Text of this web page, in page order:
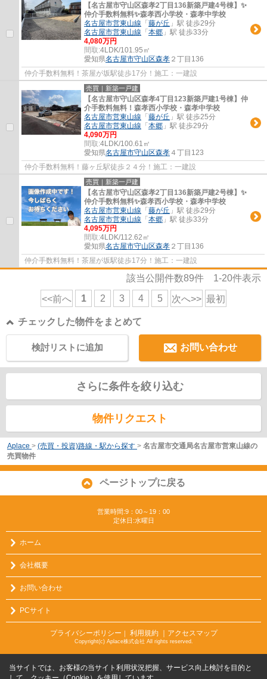
【名古屋市守山区森孝2丁目136新築戸建4号棟】✨️
仲介手数料無料✨️森孝西小学校・森孝中学校
名古屋市営東山線 「 藤が丘 」駅 徒歩29分
名古屋市営東山線 「 本郷 」駅 徒歩33分
4,080万円
間取:4LDK/101.95㎡
愛知県名古屋市守山区森孝 ２丁目136
仲介手数料無料！茶屋が坂駅徒歩17分！施工：一建設
売買｜新築一戸建
【名古屋市守山区森孝4丁目123新築戸建1号棟】仲
介手数料無料！森孝西小学校・森孝中学校
名古屋市営東山線 「 藤が丘 」駅 徒歩25分
名古屋市営東山線 「 本郷 」駅 徒歩29分
4,090万円
間取:4LDK/100.61㎡
愛知県名古屋市守山区森孝 ４丁目123
仲介手数料無料！藤ヶ丘駅徒歩２４分！施工：一建設
売買｜新築一戸建
【名古屋市守山区森孝2丁目136新築戸建2号棟】✨️
仲介手数料無料✨️森孝西小学校・森孝中学校
名古屋市営東山線 「 藤が丘 」駅 徒歩29分
名古屋市営東山線 「 本郷 」駅 徒歩33分
4,095万円
間取:4LDK/112.62㎡
愛知県名古屋市守山区森孝 ２丁目136
仲介手数料無料！茶屋が坂駅徒歩17分！施工：一建設
該当公開件数89件 1-20件表示
<<前へ 1 2 3 4 5 次へ>> 最初
チェックした物件をまとめて
お問い合わせ
検討リストに追加
さらに条件を絞り込む
物件リクエスト
Aplace > (売買・投資)路線・駅から探す > 名古屋市交通局名古屋市営東山線の
売買物件
ページトップに戻る
営業時間:9：00～19：00
定休日:水曜日
ホーム
会社概要
お問い合わせ
PCサイト
プライバシーポリシー ｜ 利用規約 ｜アクセスマップ
Copyright(c) Aplace株式会社 All rights reserved.
当サイトでは、お客様の当サイト利用状況把握、サービス向上検討を目的と